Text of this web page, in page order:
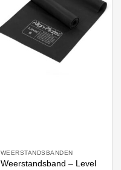
WEERSTANDSBANDEN
Weerstandsband – Level